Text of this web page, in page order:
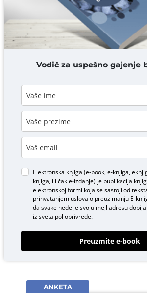
DODAJ KOMENTAR
Vodič za uspešno gajenje
Elektronska knjiga (e-book, e-knjiga,
knjiga, ili čak e-izdanje) je publikacija
elektronskoj formi koja se sastoji od
prihvatanjem uslova o preuzimanju E-
da svake nedelje svoju mejl adresu
iz sveta poljoprivrede.
Preuzmite e-book
ANKETA